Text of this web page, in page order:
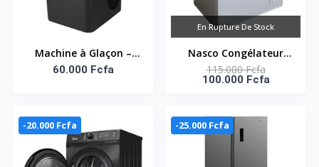
Machine à Glaçon –
STIM-8888A – 15kg/24h
60.000 Fcfa
En Rupture De Stock
Nasco Congélateur
horizontal KNAS-250 -
1 porte - Gris - 145
115.000 Fcfa
100.000 Fcfa
-20.000 Fcfa -25.000 Fcfa